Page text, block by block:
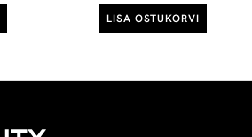
LISA OSTUKORVI